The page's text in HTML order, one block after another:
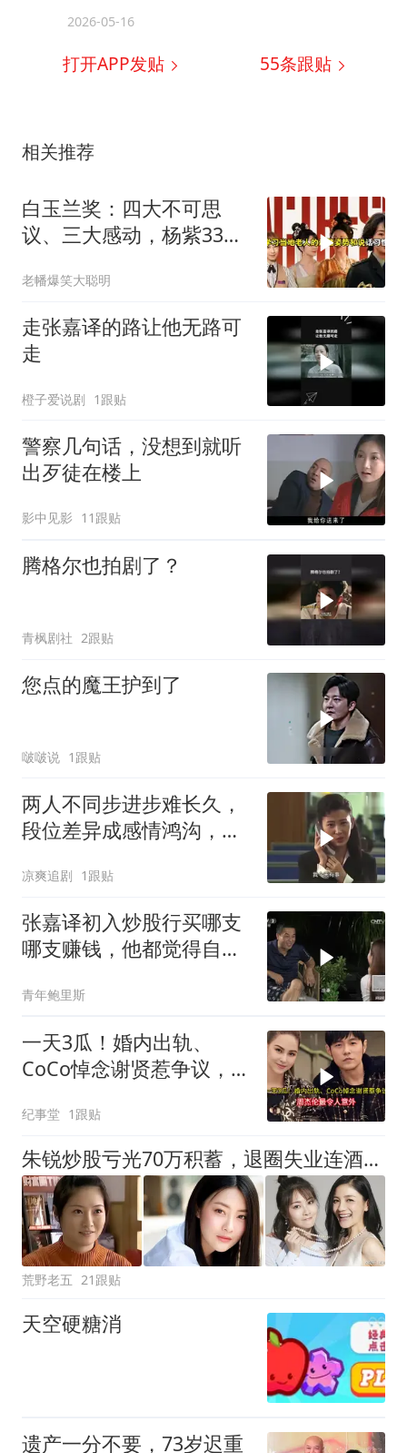
2026-05-16
打开APP发贴 55条跟贴
相关推荐
白玉兰奖：四大不可思
议、三大感动，杨紫33岁
老幡爆笑大聪明
走张嘉译的路让他无路可
走
橙子爱说剧 1跟贴
警察几句话，没想到就听
出歹徒在楼上
影中见影 11跟贴
腾格尔也拍剧了？
青枫剧社 2跟贴
您点的魔王护到了
啵啵说 1跟贴
两人不同步进步难长久，
段位差异成感情鸿沟，分
凉爽追剧 1跟贴
张嘉译初入炒股行买哪支
哪支赚钱，他都觉得自己
青年鲍里斯
一天3瓜！婚内出轨、
CoCo悼念谢贤惹争议，周
纪事堂 1跟贴
朱锐炒股亏光70万积蓄，退圈失业连酒席都不敢参加
荒野老五 21跟贴
天空硬糖消
遗产一分不要，73岁迟重